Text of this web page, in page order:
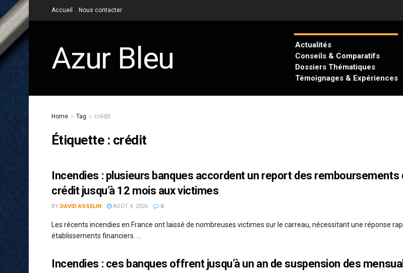
Accueil Nous contacter
Azur Bleu
Actualités
Conseils & Comparatifs
Dossiers Thématiques
Témoignages & Expériences
Home Tag crédit
Étiquette : crédit
Incendies : plusieurs banques accordent un report des remboursements
crédit jusqu’à 12 mois aux victimes
BY DAVID ASSELIN AOÛT 4, 2026 0
Les récents incendies en France ont laissé de nombreuses victimes sur le carreau, nécessitant une réponse
établissements financiers. ...
Incendies : ces banques offrent jusqu’à un an de suspension des